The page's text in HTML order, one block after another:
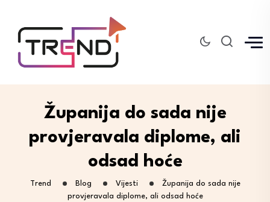
Županija do sada nije
provjeravala diplome, ali
odsad hoće
Trend Blog Vijesti
Županija do sada nije
provjeravala diplome, ali odsad hoće